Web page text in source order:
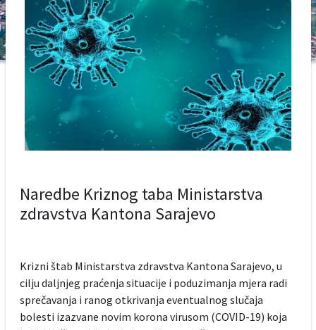
Naredbe Kriznog taba Ministarstva
zdravstva Kantona Sarajevo
Krizni štab Ministarstva zdravstva Kantona Sarajevo, u
cilju daljnjeg praćenja situacije i poduzimanja mjera radi
sprečavanja i ranog otkrivanja eventualnog slučaja
bolesti izazvane novim korona virusom (COVID-19) koja